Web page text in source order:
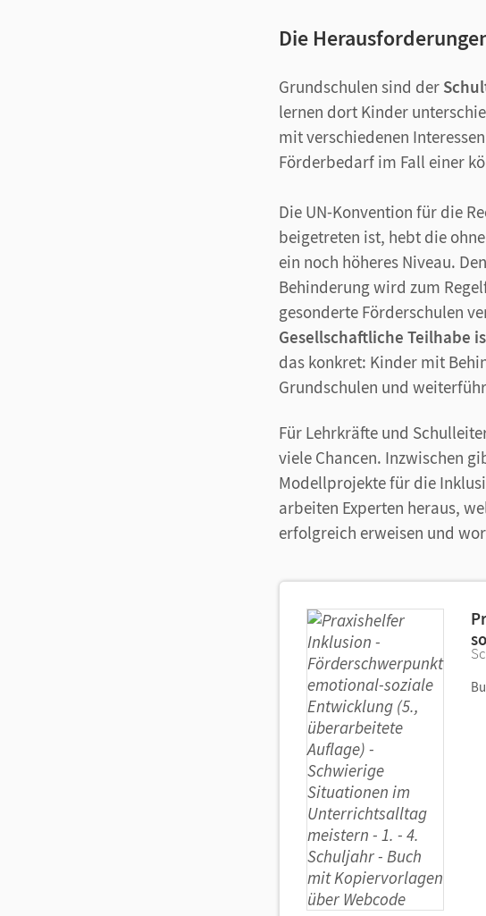
Die
Grundschulen sind der
lernen dort Kinder
mit verschiedenen
Förderbedarf im Fall einer
Die UN-Konvention für die
beigetreten ist, hebt die
ein noch höheres Niveau.
Behinderung wird zum
gesonderte Förderschulen
Gesellschaftliche Teilhabe
das konkret: Kinder mit
Grundschulen und
Für Lehrkräfte und
viele Chancen. Inzwischen
Modellprojekte für die
arbeiten Experten heraus,
erfolgreich erweisen und